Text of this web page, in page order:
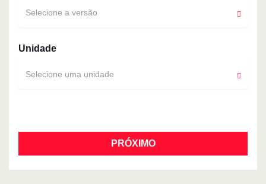
Selecione a versão
Unidade
Selecione uma unidade
PRÓXIMO